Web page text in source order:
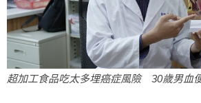
超加工食品吃太多埋癌症風險 30歲男血